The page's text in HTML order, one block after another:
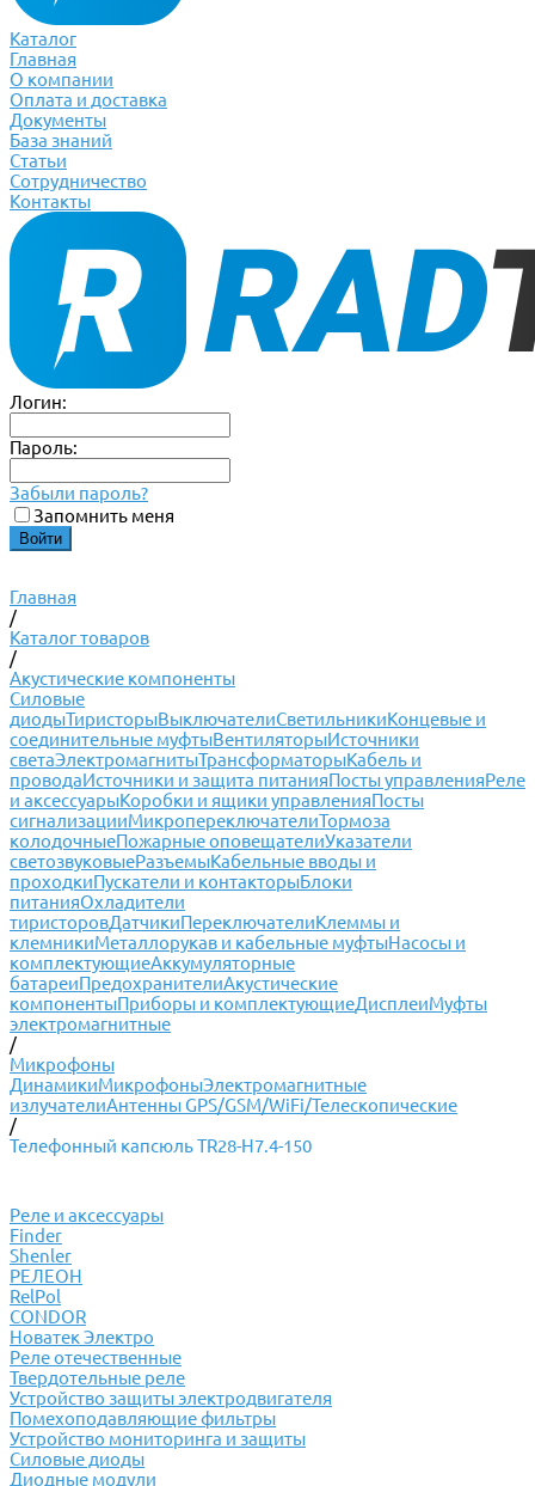
Каталог
Главная
О компании
Оплата и доставка
Документы
База знаний
Статьи
Сотрудничество
Контакты
Логин:
Пароль:
Забыли пароль?
Запомнить меня
Главная
/
Каталог товаров
/
Акустические компоненты
Силовые
диодыТиристорыВыключателиСветильникиКонцевые и
соединительные муфтыВентиляторыИсточники
светаЭлектромагнитыТрансформаторыКабель и
проводаИсточники и защита питанияПосты управленияРеле
и аксессуарыКоробки и ящики управленияПосты
сигнализацииМикропереключателиТормоза
колодочныеПожарные оповещателиУказатели
светозвуковыеРазъемыКабельные вводы и
проходкиПускатели и контакторыБлоки
питанияОхладители
тиристоровДатчикиПереключателиКлеммы и
клемникиМеталлорукав и кабельные муфтыНасосы и
комплектующиеАккумуляторные
батареиПредохранителиАкустические
компонентыПриборы и комплектующиеДисплеиМуфты
электромагнитные
/
Микрофоны
ДинамикиМикрофоныЭлектромагнитные
излучателиАнтенны GPS/GSM/WiFi/Телескопические
/
Телефонный капсюль TR28-H7.4-150
Реле и аксессуары
Finder
Shenler
РЕЛЕОН
RelPol
CONDOR
Новатек Электро
Реле отечественные
Твердотельные реле
Устройство защиты электродвигателя
Помехоподавляющие фильтры
Устройство мониторинга и защиты
Силовые диоды
Диодные модули